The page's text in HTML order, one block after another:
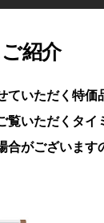
紹介
ていただく特価
覧いただくタイ
合がございます